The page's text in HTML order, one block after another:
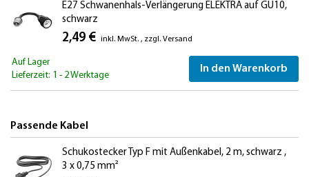
E27 Schwanenhals-Verlängerung ELEKTRA auf GU10,
schwarz
2,49 € inkl. MwSt. , zzgl. Versand
Auf Lager
Lieferzeit: 1 - 2 Werktage
In den Warenkorb
Passende Kabel
Schukostecker Typ F mit Außenkabel, 2 m, schwarz ,
3 x 0,75 mm²